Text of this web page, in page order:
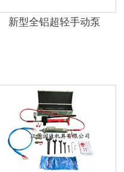
新型全铝超轻手动泵